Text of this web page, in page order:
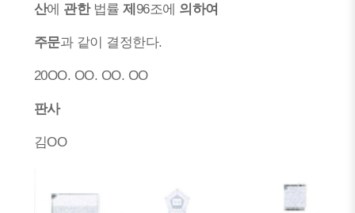
산에 관한 법률제 96조에 의하여
주문과 같이 결정한다.
20OO. OO. OO. OO
판사
김OO